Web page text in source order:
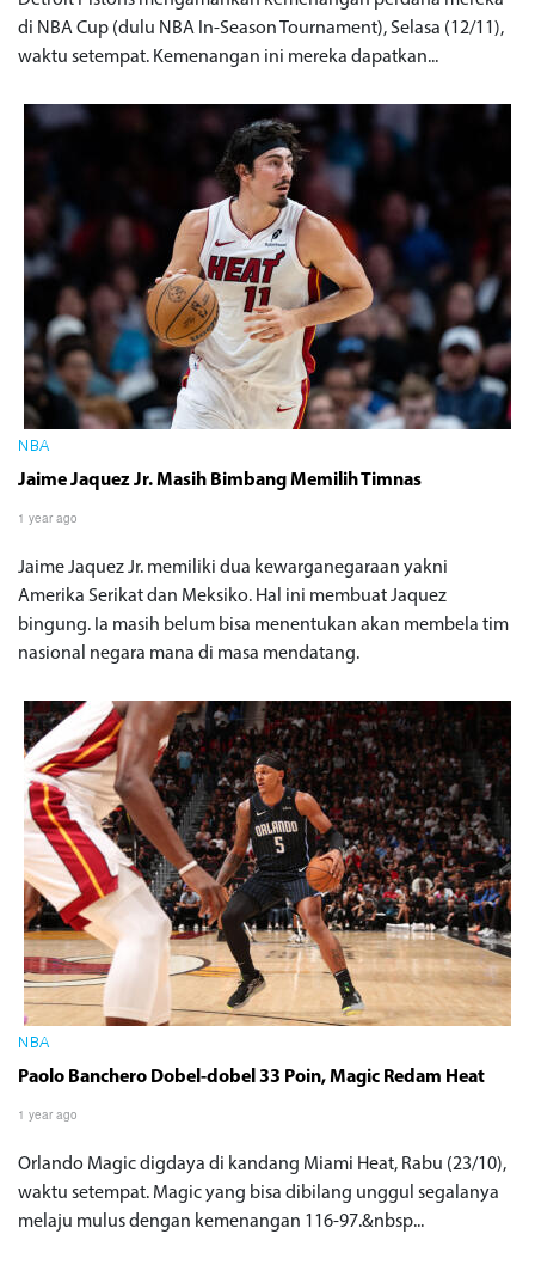
di NBA Cup (dulu NBA In-Season Tournament), Selasa (12/11),
waktu setempat. Kemenangan ini mereka dapatkan...
NBA
Jaime Jaquez Jr. Masih Bimbang Memilih Timnas
1 year ago
Jaime Jaquez Jr. memiliki dua kewarganegaraan yakni
Amerika Serikat dan Meksiko. Hal ini membuat Jaquez
bingung. Ia masih belum bisa menentukan akan membela tim
nasional negara mana di masa mendatang.
NBA
Paolo Banchero Dobel-dobel 33 Poin, Magic Redam Heat
1 year ago
Orlando Magic digdaya di kandang Miami Heat, Rabu (23/10),
waktu setempat. Magic yang bisa dibilang unggul segalanya
melaju mulus dengan kemenangan 116-97.&nbsp...